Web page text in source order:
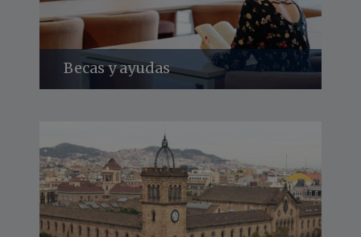
Becas y ayudas
Descúbrelo